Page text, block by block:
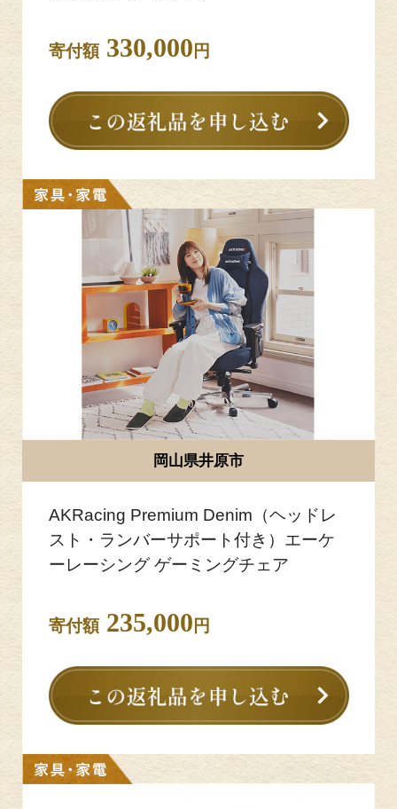
寄付額330,000 円
岡山県井原市
AKRacing Premium Denim（ヘッドレ
スト・ランバーサポート付き）エーケ
ーレーシング ゲーミングチェア
寄付額235,000 円